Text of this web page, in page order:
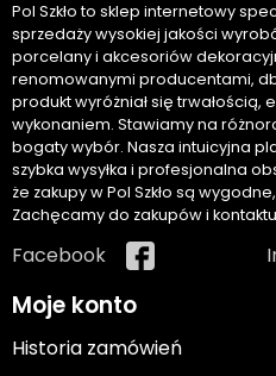
Pol Szkło to sklep internetowy
sprzedaży wysokiej jakości
porcelany i akcesoriów
renomowanymi producentami,
produkt wyróżniał się trwałością,
wykonaniem. Stawiamy na
bogaty wybór. Nasza intuicyjna
szybka wysyłka i profesjonalna
że zakupy w Pol Szkło są
Zachęcamy do zakupów i
Facebook
Moje konto
Historia zamówień